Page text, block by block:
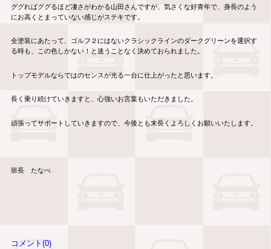
ググればググるほど凄さがわかる山田さんですが、気さくな好青年で、身長のよう
にお高くとまっていない感じがステキです。
全塗装にあたって、ゴルフ２にはないクラシックラインのダークグリーンを選択す
る時も、この色しかない！と迷うことなく決めておられました。
トップモデルならではのセンスが光る一台に仕上がったと思います。
長く乗り続けていきますと、心強いお言葉もいただきました。
頑張ってサポートしていきますので、今後とも末長くよろしくお願いいたします。
班長 たなべ
コメント(0)